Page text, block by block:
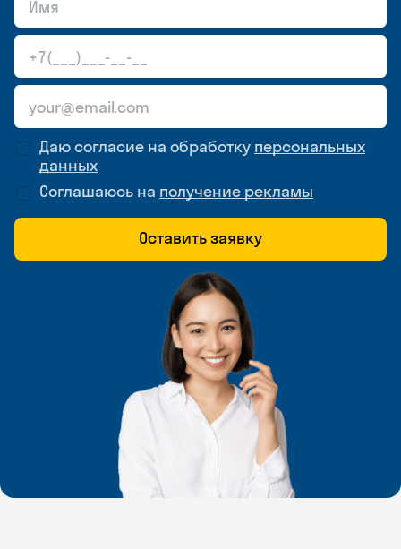
Даю согласие на обработку персональных
данных
Соглашаюсь на получение рекламы
Оставить заявку